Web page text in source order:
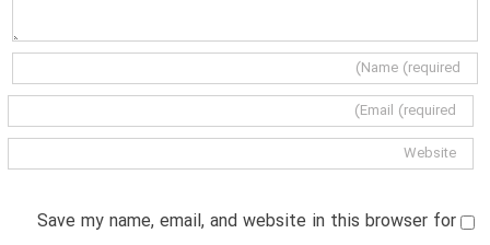
Save my name, email, and website in this browser for